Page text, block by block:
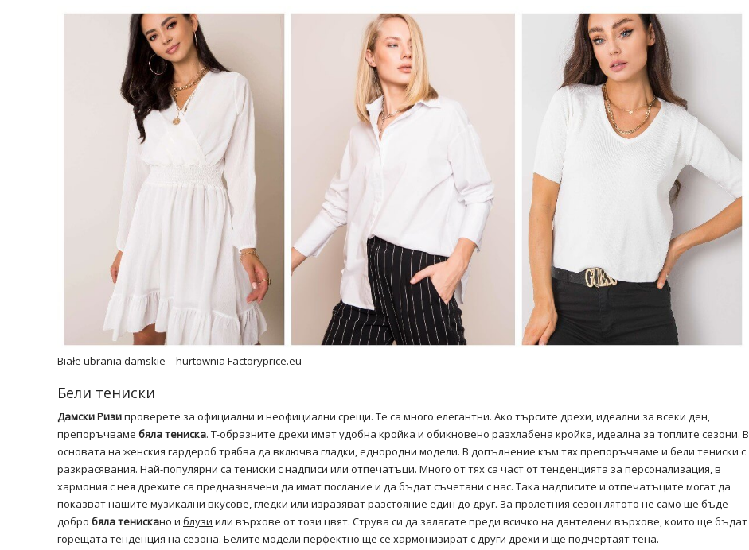
Białe ubrania damskie – hurtownia Factoryprice.eu
Бели тениски
Дамски Ризипроверете за официални и неофициални срещи. Те са много елегантни. Ако търсите дрехи, идеални за всеки ден,
препоръчваме бяла тениска. Т-образните дрехи имат удобна кройка и обикновено разхлабена кройка, идеална за топлите сезони. В
основата на женския гардероб трябва да включва гладки, еднородни модели. В допълнение към тях препоръчваме и бели тениски с
разкрасявания. Най-популярни са тениски с надписи или отпечатъци. Много от тях са част от тенденцията за персонализация, в
хармония с нея дрехите са предназначени да имат послание и да бъдат съчетани с нас. Така надписите и отпечатъците могат да
показват нашите музикални вкусове, гледки или изразяват разстояние един до друг. За пролетния сезон лятото не само ще бъде
добро бяла тенискано и блузи или върхове от този цвят. Струва си да залагате преди всичко на дантелени върхове, които ще бъдат
горещата тенденция на сезона. Белите модели перфектно ще се хармонизират с други дрехи и ще подчертаят тена.